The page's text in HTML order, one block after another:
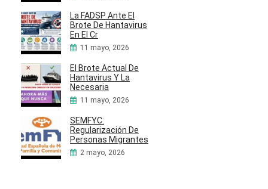
La FADSP Ante El
Brote De Hantavirus
En El Cr
11 mayo, 2026
El Brote Actual De
Hantavirus Y La
Necesaria
11 mayo, 2026
SEMFYC:
Regularización De
Personas Migrantes
2 mayo, 2026